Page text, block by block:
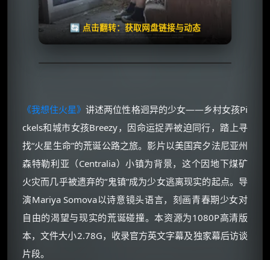
🔄 点击翻转：获取网盘链接与动态
失效请反馈
🧧️
天天领红包
《我想住火星》讲述两位性格迥异的少女——乡村女孩Pi
ckels和城市女孩Breezy，因命运捉弄被迫同行，踏上寻
找“火星生命”的荒诞公路之旅。影片以美国宾夕法尼亚州
森特勒利亚（Centralia）小镇为背景，这个因地下煤矿
火灾而几乎被遗弃的“鬼镇”成为少女逃离现实的起点。导
演Mariya Somova以诗意镜头语言，刻画青春期少女对
自由的渴望与现实的荒诞碰撞。本资源为1080P高清版
本，文件大小2.78G，收录官方英文字幕及独家幕后访谈
片段。